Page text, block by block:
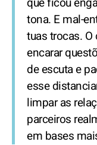
tona. E mal-
tuas trocas. O
encarar
de escuta e
esse
limpar as
parceiros
em bases